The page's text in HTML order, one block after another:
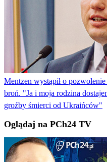
Mentzen wystąpił o pozwolenie
broń. "Ja i moja rodzina
groźby śmierci od Ukraińców"
Oglądaj na PCh24 TV